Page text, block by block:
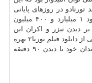
در روزهای پایانی
۱ میلیارد و ۴۰۰میلیون
دیدن تیزر و اکران این
دانلود فیلم تورنا۲ بهره
خود با دیدن ۹۰ دقیقه